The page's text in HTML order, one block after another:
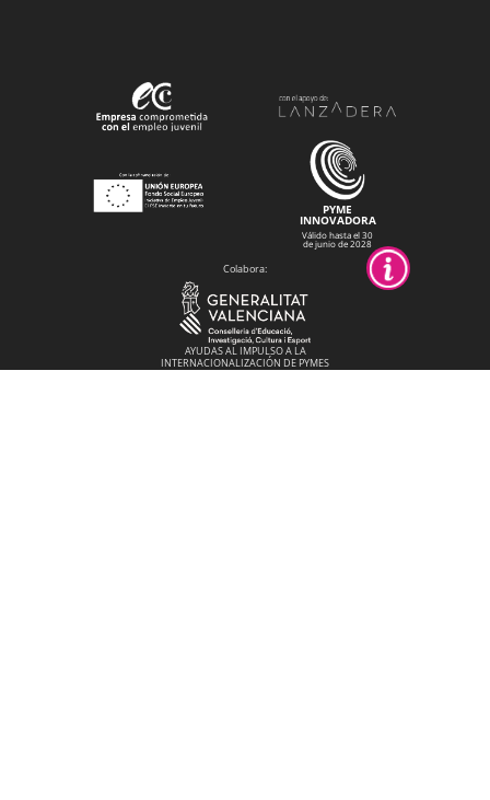
PYME
INNOVADORA
Válido hasta el 30
de junio de 2028
Colabora:
AYUDAS AL IMPULSO A LA
INTERNACIONALIZACIÓN DE PYMES